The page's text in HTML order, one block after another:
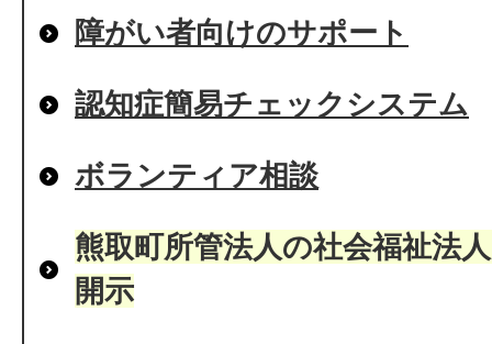
障がい者向けのサポート
認知症簡易チェックシステム
ボランティア相談
熊取町所管法人の社会福祉法
開示